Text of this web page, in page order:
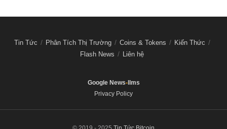
Tin Tức Phân Tích Thị Trường Coins & Tokens
Kiến Thức
Flash News
Liên hệ
Google News-llms
Privacy Policy